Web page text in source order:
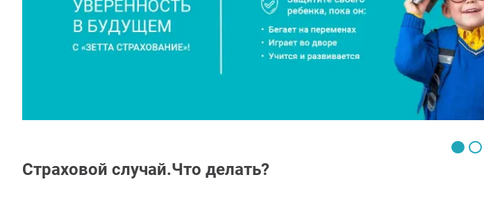
Страховой случай.Что делать?